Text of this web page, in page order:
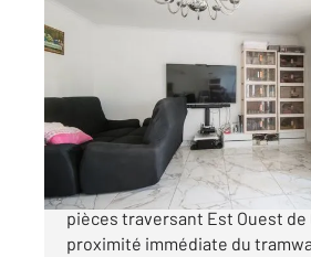
NICE 06
Appartement F3 à vendre
220 000 €
NICE NORD - LE RAY
pièces traversant Est Ouest de
proximité immédiate du